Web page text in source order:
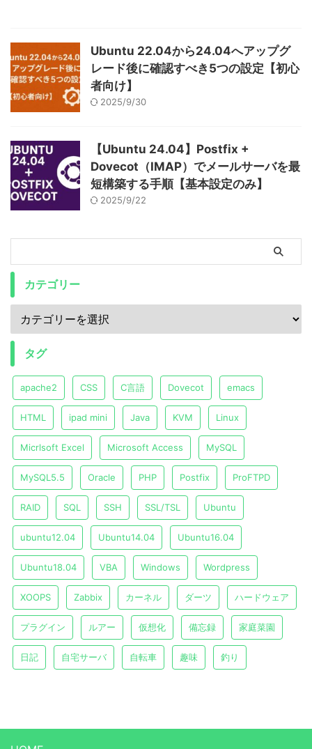
Ubuntu 22.04から24.04へアップグ
レード後に確認すべき5つの設定【初心
者向け】
2025/9/30
【Ubuntu 24.04】Postfix +
Dovecot（IMAP）でメールサーバを最
短構築する手順【基本設定のみ】
2025/9/22
カテゴリー
タグ
apache2 CSS C言語 Dovecot emacs
HTML ipad mini Java KVM Linux
Micrlsoft Excel Microsoft Access MySQL
MySQL5.5 Oracle PHP Postfix ProFTPD
RAID SQL SSH SSL/TSL Ubuntu
ubuntu12.04 Ubuntu14.04 Ubuntu16.04
Ubuntu18.04 VBA Windows Wordpress
XOOPS Zabbix カーネル ダーツ ハードウェア
プラグイン ルアー 仮想化 備忘録 家庭菜園
日記 自宅サーバ 自転車 趣味 釣り